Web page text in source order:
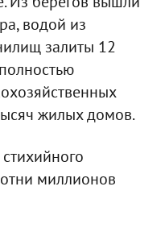
водой из
залиты 12
жилых домов.
миллионов